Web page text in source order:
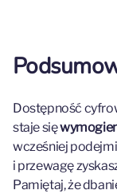
Dostępność
staje się
wcześniej
i przewagę
Pamiętaj, że